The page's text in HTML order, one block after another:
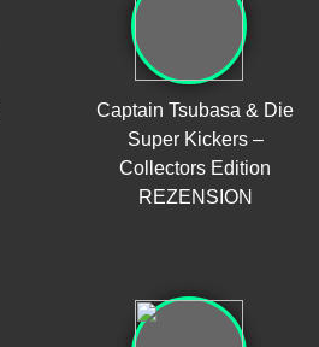
Captain Tsubasa & Die
Super Kickers –
Collectors Edition
REZENSION